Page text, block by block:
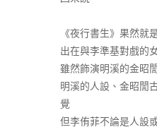
《夜行書生》果然就
出在與李準基對戲的
雖然飾演明溪的金昭
明溪的人設、金昭誾
覺
但李侑菲不論是人設